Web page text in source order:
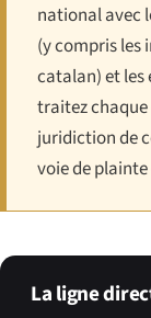
national avec
(y compris les
catalan) et les
traitez
juridiction de
voie de
La ligne